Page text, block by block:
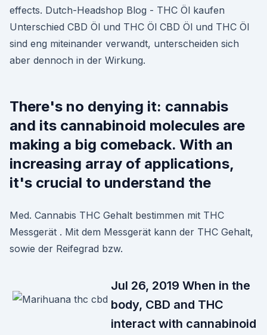
effects. Dutch-Headshop Blog - THC Öl kaufen
Unterschied CBD Öl und THC Öl CBD Öl und THC Öl
sind eng miteinander verwandt, unterscheiden sich
aber dennoch in der Wirkung.
There's no denying it: cannabis
and its cannabinoid molecules are
making a big comeback. With an
increasing array of applications,
it's crucial to understand the
Med. Cannabis THC Gehalt bestimmen mit THC
Messgerät . Mit dem Messgerät kann der THC Gehalt,
sowie der Reifegrad bzw.
Jul 26, 2019 When in the
body, CBD and THC
interact with cannabinoid